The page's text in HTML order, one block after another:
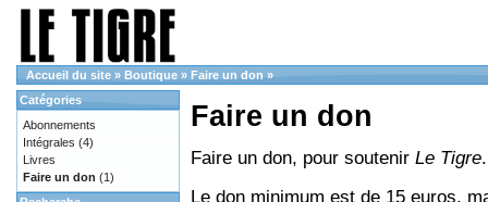
Accueil du site » Boutique » Faire un don »
Faire un don
Faire un don, pour soutenir Le Tigre.
Le don minimum est de 15 euros,
Catégories
Abonnements
Intégrales (4)
Livres
Faire un don (1)